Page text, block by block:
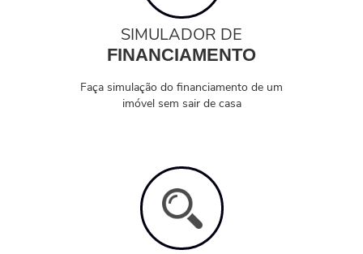
SIMULADOR DE
FINANCIAMENTO
Faça simulação do financiamento de um
imóvel sem sair de casa